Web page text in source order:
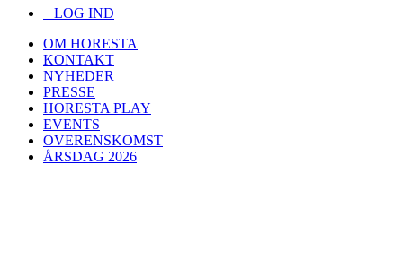
LOG IND
OM HORESTA
KONTAKT
NYHEDER
PRESSE
HORESTA PLAY
EVENTS
OVERENSKOMST
ÅRSDAG 2026